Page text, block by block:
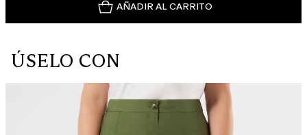
AÑADIR AL CARRITO
ÚSELO CON